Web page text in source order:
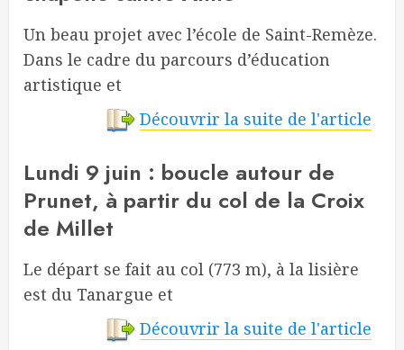
Un beau projet avec l’école de Saint-Remèze.
Dans le cadre du parcours d’éducation
artistique et
Découvrir la suite de l'article
Lundi 9 juin : boucle autour de
Prunet, à partir du col de la Croix
de Millet
Le départ se fait au col (773 m), à la lisière
est du Tanargue et
Découvrir la suite de l'article